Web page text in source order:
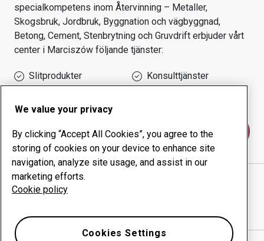
specialkompetens inom Återvinning – Metaller,
Skogsbruk, Jordbruk, Byggnation och vägbyggnad,
Betong, Cement, Stenbrytning och Gruvdrift erbjuder vårt
center i Marciszów följande tjänster:
Slitprodukter
Konsulttjänster
Kontakta oss
STAL-HURT SPOLKA CYWILNA JOZEF PTAK W
SPADKU ZARZADCA SUKCES
We value your privacy
By clicking “Accept All Cookies”, you agree to the
storing of cookies on your device to enhance site
navigation, analyze site usage, and assist in our
marketing efforts.
Cookie policy
Cookies Settings